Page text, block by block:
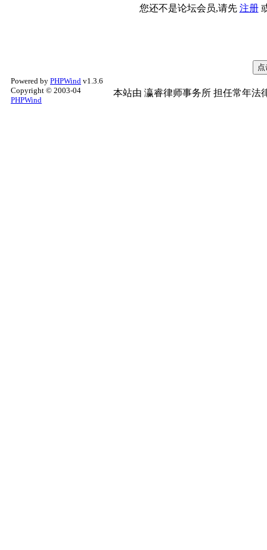
您还不是论坛会员,请先 注册
Powered by PHPWind v1.3.6
Copyright © 2003-04
PHPWind
本站由 瀛睿律师事务所 担任常年法